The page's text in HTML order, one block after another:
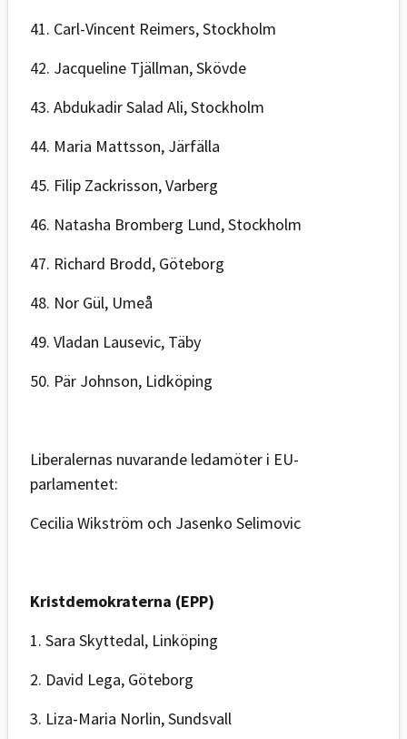
41. Carl-Vincent Reimers, Stockholm
42. Jacqueline Tjällman, Skövde
43. Abdukadir Salad Ali, Stockholm
44. Maria Mattsson, Järfälla
45. Filip Zackrisson, Varberg
46. Natasha Bromberg Lund, Stockholm
47. Richard Brodd, Göteborg
48. Nor Gül, Umeå
49. Vladan Lausevic, Täby
50. Pär Johnson, Lidköping
Liberalernas nuvarande ledamöter i EU-
parlamentet:
Cecilia Wikström och Jasenko Selimovic
Kristdemokraterna (EPP)
1. Sara Skyttedal, Linköping
2. David Lega, Göteborg
3. Liza-Maria Norlin, Sundsvall